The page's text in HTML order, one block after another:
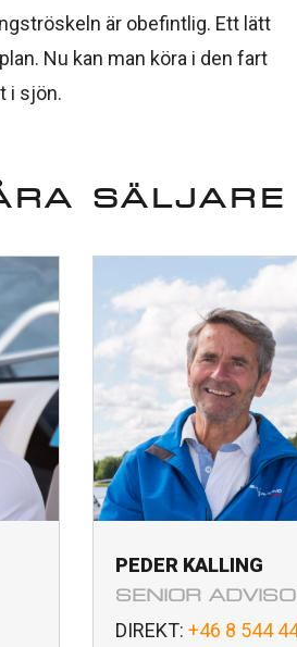
är obefintlig. Ett lätt
Nu kan man köra i den fart
i sjön.
SÄLJARE
PEDER KALLING
SENIOR
DIREKT:+46 8 544